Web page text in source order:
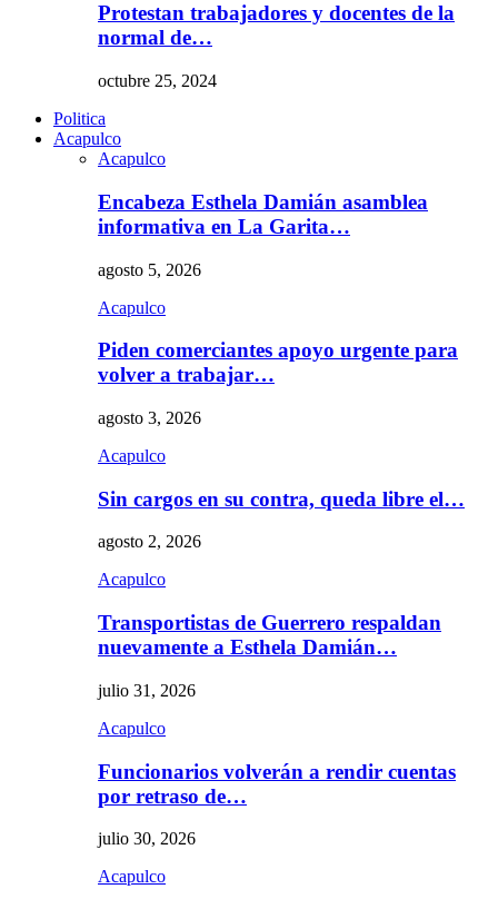
Protestan trabajadores y docentes de la
normal de…
octubre 25, 2024
Politica
Acapulco
Acapulco
Encabeza Esthela Damián asamblea
informativa en La Garita…
agosto 5, 2026
Acapulco
Piden comerciantes apoyo urgente para
volver a trabajar…
agosto 3, 2026
Acapulco
Sin cargos en su contra, queda libre el…
agosto 2, 2026
Acapulco
Transportistas de Guerrero respaldan
nuevamente a Esthela Damián…
julio 31, 2026
Acapulco
Funcionarios volverán a rendir cuentas
por retraso de…
julio 30, 2026
Acapulco